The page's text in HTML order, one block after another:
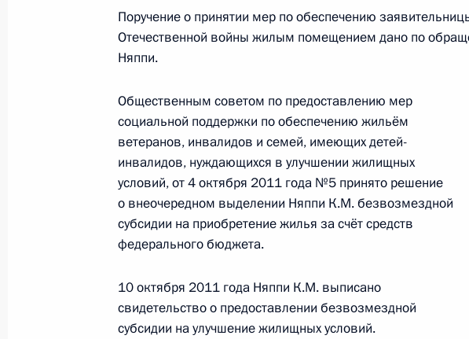
Рабочая встреча с вице-
премьером – полпредом
Президента в ДФО Юрием
6 августа 2026 года, 13:45
Поручение о принятии мер по обеспечению
Отечественной войны жилым помещением дано по
Няппи.
Общественным советом по предоставлению мер
социальной поддержки по обеспечению жильём
ветеранов, инвалидов и семей, имеющих детей-
инвалидов, нуждающихся в улучшении жилищных
условий, от 4 октября 2011 года №5 принято решение
о внеочередном выделении Няппи К.М. безвозмездной
субсидии на приобретение жилья за счёт средств
федерального бюджета.
10 октября 2011 года Няппи К.М. выписано
свидетельство о предоставлении безвозмездной
субсидии на улучшение жилищных условий.